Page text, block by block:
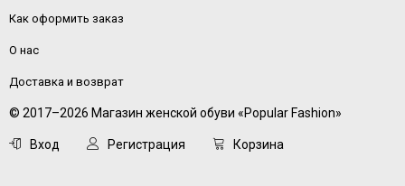
Как оформить заказ
О нас
Доставка и возврат
© 2017–2026 Магазин женской обуви «Popular Fashion»
Вход Регистрация Корзина